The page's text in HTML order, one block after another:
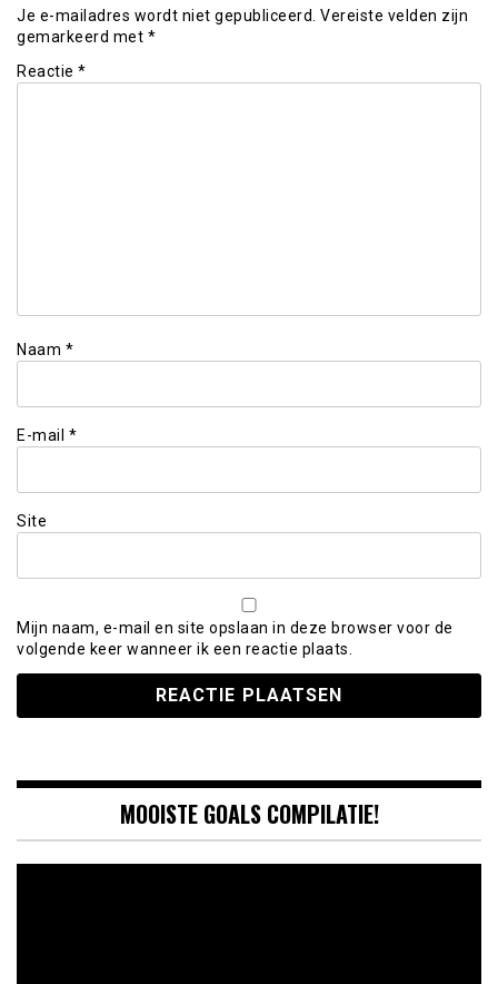
Je e-mailadres wordt niet gepubliceerd. Vereiste velden zijn
gemarkeerd met *
Reactie *
Naam *
E-mail *
Site
Mijn naam, e-mail en site opslaan in deze browser voor de
volgende keer wanneer ik een reactie plaats.
MOOISTE GOALS COMPILATIE!